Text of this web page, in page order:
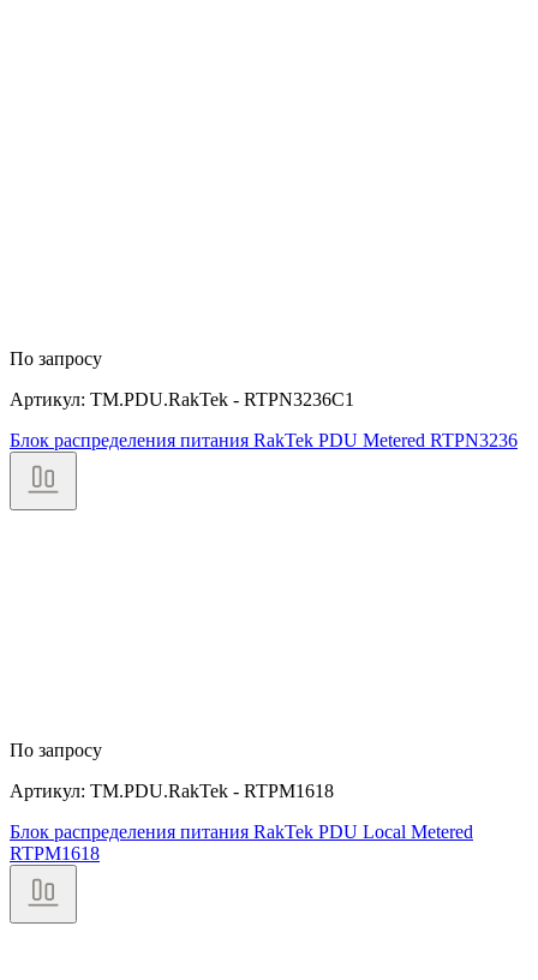
По запросу
Артикул: TM.PDU.RakTek - RTPN3236C1
Блок распределения питания RakTek PDU Metered RTPN3236
По запросу
Артикул: TM.PDU.RakTek - RTPM1618
Блок распределения питания RakTek PDU Local Metered
RTPM1618